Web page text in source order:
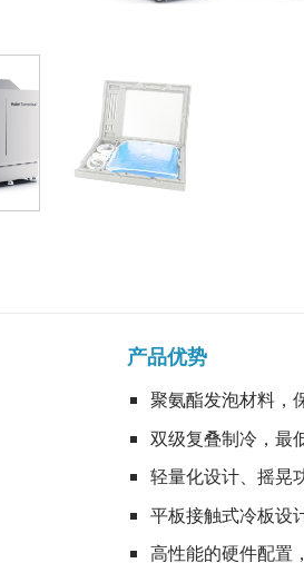
产品优势
聚氨酯发泡材料，
双级复叠制冷，最
轻量化设计、摇晃
平板接触式冷板设
高性能的硬件配置